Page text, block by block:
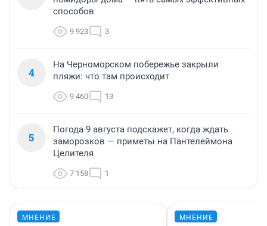
способов
9 923 3
4
На Черноморском побережье закрыли
пляжи: что там происходит
9 460 13
5
Погода 9 августа подскажет, когда ждать
заморозков — приметы на Пантелеймона
Целителя
7 158 1
МНЕНИЕ МНЕНИЕ